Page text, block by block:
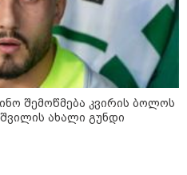
/ 06-08-2026
გერასიმე
ერთად
ლანა ლატარიას
და გარდაცვლილის
საოხად პანაშვიდი
- საპატრიარქო
/ 06-08-2026
შემოწმება კვირის ბოლოს
ახალი გუნდი